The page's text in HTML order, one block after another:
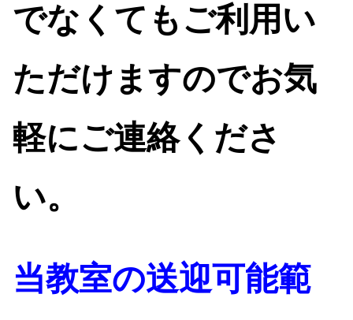
でなくてもご利用い
ただけますのでお気
軽にご連絡くださ
い。
当教室の送迎可能範